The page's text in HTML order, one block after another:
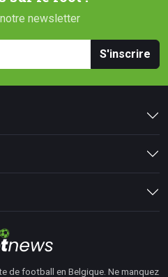
newsletter
S'inscrire
de football en Belgique. Ne manquez